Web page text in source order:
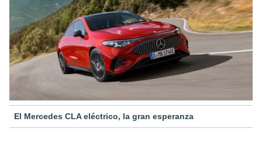
El Mercedes CLA eléctrico, la gran esperanza